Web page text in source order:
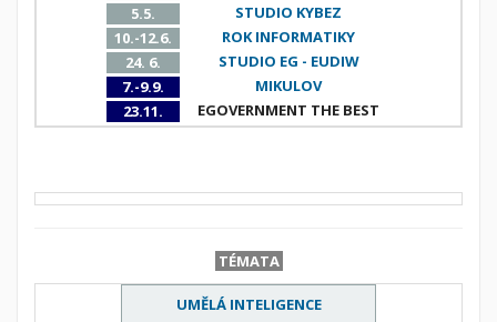
5.5.
STUDIO KYBEZ
10.-12.6.
ROK INFORMATIKY
24. 6.
STUDIO EG - EUDIW
7.-9.9.
MIKULOV
23.11.
EGOVERNMENT THE BEST
TÉMATA
UMĚLÁ INTELIGENCE